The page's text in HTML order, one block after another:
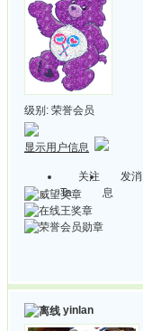
级别: 荣誉会员
显示用户信息
关注
Ta
发消
息
yinlan